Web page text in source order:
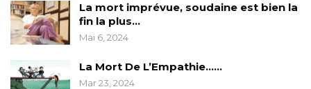
La mort imprévue, soudaine est bien la
fin la plus…
Mai 6, 2024
La Mort De L’Empathie……
Mar 23, 2024